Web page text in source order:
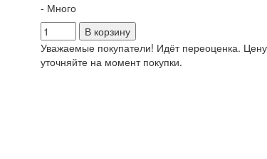
- Много
Уважаемые покупатели! Идёт переоценка.
уточняйте на момент покупки.